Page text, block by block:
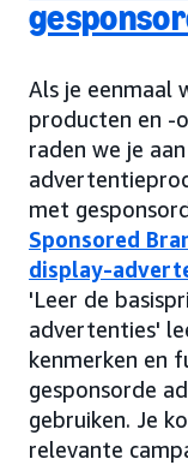
Als je eenmaal
producten en -
raden we je
met
Sponsored
display-
'Leer de
advertenties'
kenmerken en
gesponsorde
gebruiken. Je
relevante